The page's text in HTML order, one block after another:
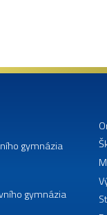
gymnázia
gymnázia